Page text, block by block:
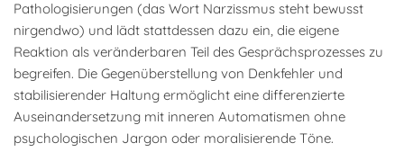
Pathologisierungen (das Wort Narzissmus steht bewusst
nirgendwo) und lädt stattdessen dazu ein, die eigene
Reaktion als veränderbaren Teil des Gesprächsprozesses zu
begreifen. Die Gegenüberstellung von Denkfehler und
stabilisierender Haltung ermöglicht eine differenzierte
Auseinandersetzung mit inneren Automatismen ohne
psychologischen Jargon oder moralisierende Töne.